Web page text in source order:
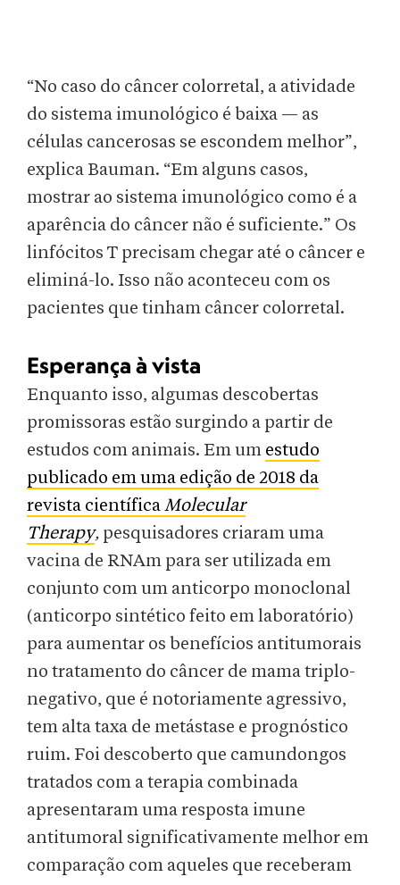
“No caso do câncer colorretal, a atividade
do sistema imunológico é baixa — as
células cancerosas se escondem melhor”,
explica Bauman. “Em alguns casos,
mostrar ao sistema imunológico como é a
aparência do câncer não é suficiente.” Os
linfócitos T precisam chegar até o câncer e
eliminá-lo. Isso não aconteceu com os
pacientes que tinham câncer colorretal.
Esperança à vista
Enquanto isso, algumas descobertas
promissoras estão surgindo a partir de
estudos com animais. Em um estudo
publicado em uma edição de 2018 da
revista científicaMolecular
Therapy, pesquisadores criaram uma
vacina de RNAm para ser utilizada em
conjunto com um anticorpo monoclonal
(anticorpo sintético feito em laboratório)
para aumentar os benefícios antitumorais
no tratamento do câncer de mama triplo-
negativo, que é notoriamente agressivo,
tem alta taxa de metástase e prognóstico
ruim. Foi descoberto que camundongos
tratados com a terapia combinada
apresentaram uma resposta imune
antitumoral significativamente melhor em
comparação com aqueles que receberam